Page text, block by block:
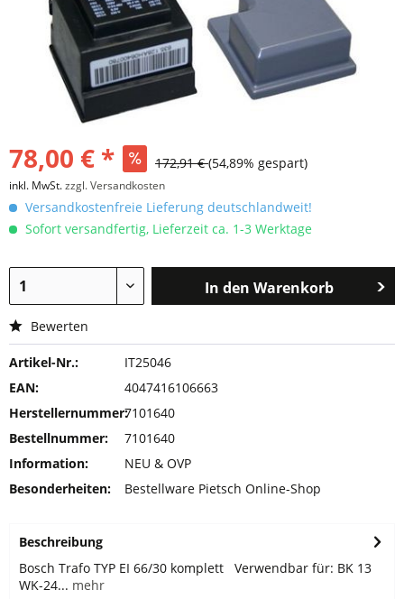
78,00 € * 172,91 €(54,89% gespart)
inkl. MwSt.zzgl. Versandkosten
Versandkostenfreie Lieferung deutschlandweit!
Sofort versandfertig, Lieferzeit ca. 1-3 Werktage
In den Warenkorb
Bewerten
Artikel-Nr.:
IT25046
EAN:
4047416106663
Herstellernummer:7101640
Bestellnummer:
7101640
Information:
NEU & OVP
Besonderheiten:
Bestellware Pietsch Online-Shop
Beschreibung
Bosch Trafo TYP EI 66/30 komplett Verwendbar für: BK 13
WK-24... mehr